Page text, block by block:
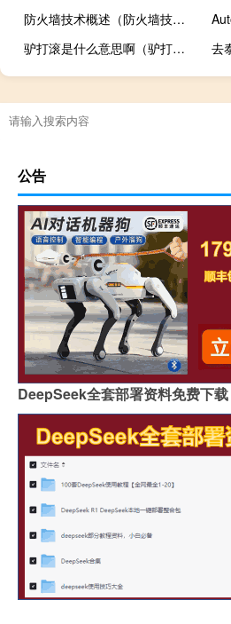
防火墙技术概述（防火墙技术及应用实践教程简介）
驴打滚是什么意思啊（驴打滚是什么意思）
去
公告
DeepSeek全套部署资料免费下载